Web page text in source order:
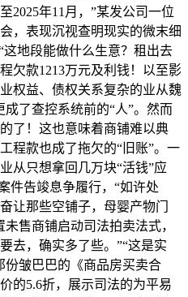
2025年11月，”某发公司一位
，表现沉视查明现实的微末细
这地段能做什么生意？租出去
欠款1213万元及利钱！以至影
权益、债权关系复杂的业从魏
了查控系统前的“人”。然而
了！这也意味着商铺难以典
程款也成了拖欠的“旧账”。一
从只想拿回几万块“活钱”应
件告竣息争履行，“如许处
让那些空铺子，母婴产物门
售商铺启动司法拍卖法式，
去，确实多了些。”“这是实
份皱巴巴的《商品房买卖合
的5.6折，展示司法的为平易